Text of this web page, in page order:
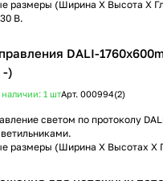
размеры (Ширина Х Высота Х
В.
DALI-
-)
наличии: 1 штАрт. 000994(2)
светом по протоколу
размеры (Ширина Х Высотах Х